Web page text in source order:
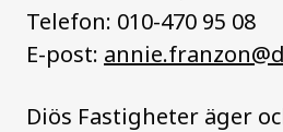
Telefon: 010-470 95 08
E-post:
Diös Fastigheter äger